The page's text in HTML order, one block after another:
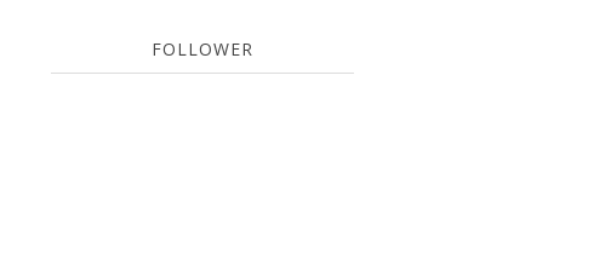
FOLLOWER